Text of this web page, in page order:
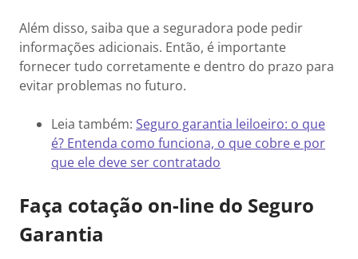
Além disso, saiba que a seguradora pode pedir
informações adicionais. Então, é importante
fornecer tudo corretamente e dentro do prazo para
evitar problemas no futuro.
Leia também: Seguro garantia leiloeiro: o que
é? Entenda como funciona, o que cobre e por
que ele deve ser contratado
Faça cotação on-line do Seguro
Garantia